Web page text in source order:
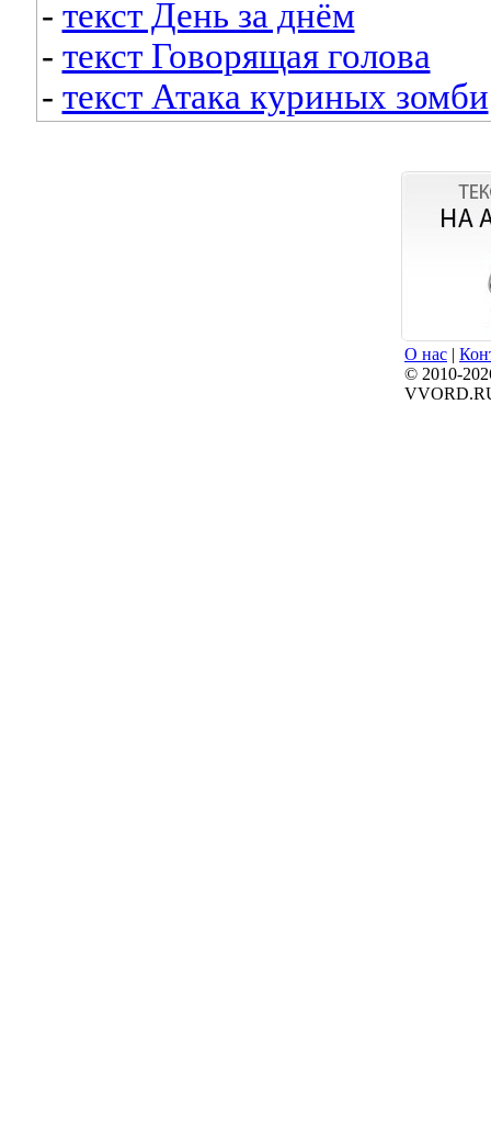
- текст День за днём
- текст Говорящая голова
- текст Атака куриных зомби
О нас |
© 2010-